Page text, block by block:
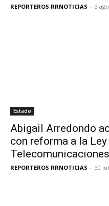
REPORTEROS RRNOTICIAS - 3
Estado
Abigail Arredondo
con reforma a la Ley
Telecomunicaciones
REPORTEROS RRNOTICIAS - 30